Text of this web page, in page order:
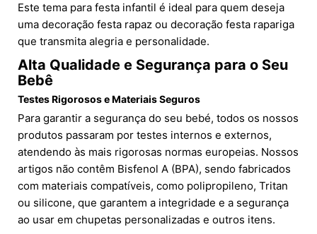
Este tema para festa infantil é ideal para quem deseja
uma decoração festa rapaz ou decoração festa rapariga
que transmita alegria e personalidade.
Alta Qualidade e Segurança para o Seu
Bebê
Testes Rigorosos e Materiais Seguros
Para garantir a segurança do seu bebé, todos os nossos
produtos passaram por testes internos e externos,
atendendo às mais rigorosas normas europeias. Nossos
artigos não contêm Bisfenol A (BPA), sendo fabricados
com materiais compatíveis, como polipropileno, Tritan
ou silicone, que garantem a integridade e a segurança
ao usar em chupetas personalizadas e outros itens.